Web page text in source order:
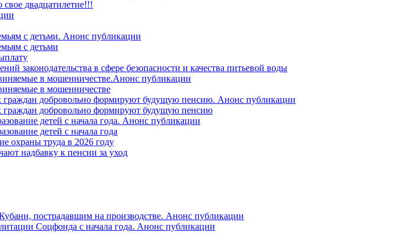
двадцатилетие!!!
с детьми. Анонс публикации
с детьми
законодательства в сфере безопасности и качества питьевой воды
в мошенничестве.Анонс публикации
в мошенничестве
добровольно формируют будущую пенсию. Анонс публикации
граждан добровольно формируют будущую пенсию
детей с начала года. Анонс публикации
детей с начала года
охраны труда в 2026 году
надбавку к пенсии за уход
пострадавшим на производстве. Анонс публикации
Соцфонда с начала года. Анонс публикации